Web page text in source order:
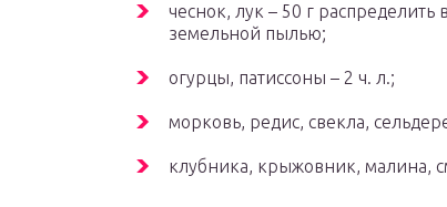
чеснок, лук – 50 г
земельной пылью;
огурцы, патиссоны – 2 ч. л.;
морковь, редис, свекла,
клубника, крыжовник, малина,